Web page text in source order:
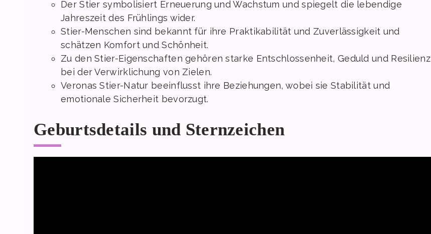
Der Stier symbolisiert Erneuerung und Wachstum und spiegelt die lebendige
Jahreszeit des Frühlings wider.
Stier-Menschen sind bekannt für ihre Praktikabilität und Zuverlässigkeit und
schätzen Komfort und Schönheit.
Zu den Stier-Eigenschaften gehören starke Entschlossenheit, Geduld und Resilienz
bei der Verwirklichung von Zielen.
Veronas Stier-Natur beeinflusst ihre Beziehungen, wobei sie Stabilität und
emotionale Sicherheit bevorzugt.
Geburtsdetails und Sternzeichen